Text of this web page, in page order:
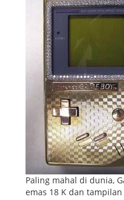
Paling mahal di dunia,
emas 18 K dan